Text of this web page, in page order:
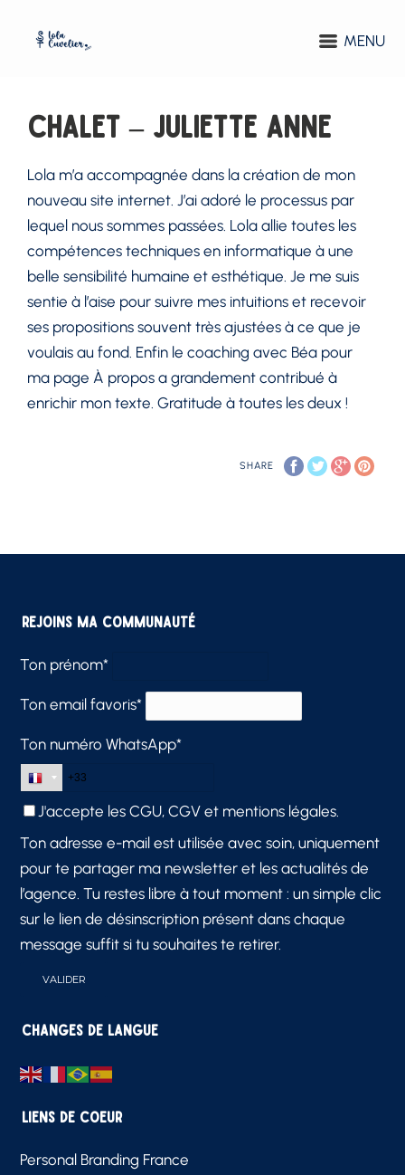
MENU
Chalet – Juliette Anne
Lola m’a accompagnée dans la création de mon
nouveau site internet. J’ai adoré le processus par
lequel nous sommes passées. Lola allie toutes les
compétences techniques en informatique à une
belle sensibilité humaine et esthétique. Je me suis
sentie à l’aise pour suivre mes intuitions et recevoir
ses propositions souvent très ajustées à ce que je
voulais au fond. Enfin le coaching avec Béa pour
ma page À propos a grandement contribué à
enrichir mon texte.Gratitude à toutes les deux !
SHARE
Rejoins ma communauté
Ton prénom*
Ton email favoris*
Ton numéro WhatsApp*
J'accepte lesCGU, CGV et mentions légales.
Ton adresse e-mail est utilisée avec soin, uniquement
pour te partager ma newsletter et les actualités de
l’agence. Tu restes libre à tout moment : un simple clic
sur le lien de désinscription présent dans chaque
message suffit si tu souhaites te retirer.
Changes de langue
Liens de Coeur
Personal Branding France